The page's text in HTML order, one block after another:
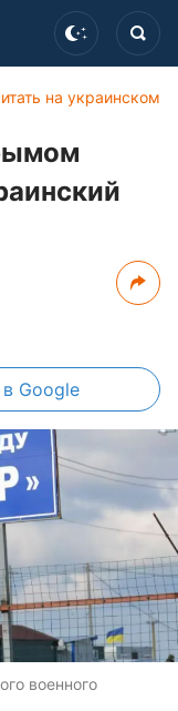
на украинском
в Google
военного